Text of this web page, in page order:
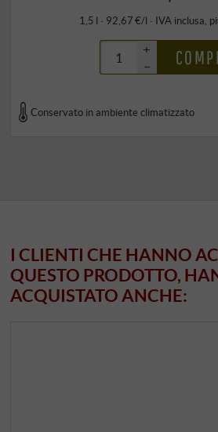
1,5 l · 92,67 €/l · IVA inclusa,
+
–
Conservato in ambiente climatizzato
I CLIENTI CHE HANNO
QUESTO PRODOTTO,
ACQUISTATO ANCHE: